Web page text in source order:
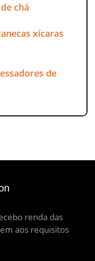
chá
xícaras
de
renda das
aos requisitos